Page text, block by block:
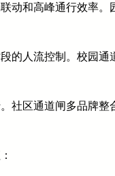
动和高峰通行效率
的人流控制。校园
社区通道闸多品牌